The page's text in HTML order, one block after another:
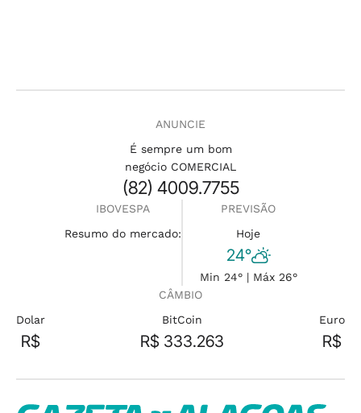
ANUNCIE
É sempre um bom
negócio COMERCIAL
(82) 4009.7755
IBOVESPA
Resumo do mercado:
PREVISÃO
Hoje
24°
Min 24° | Máx 26°
CÂMBIO
Dolar
R$
BitCoin
R$ 333.263
Euro
R$